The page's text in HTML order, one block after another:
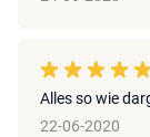
Alles so wie
22-06-2020